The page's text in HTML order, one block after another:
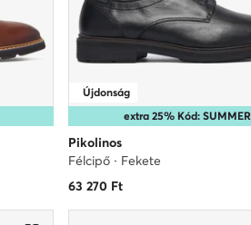
extra 25% Kód: SUMMER
Újdonság
Pikolinos
Félcipő · Fekete
63 270 Ft